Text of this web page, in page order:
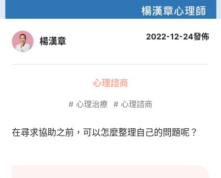
楊漢章 2022-12-24發佈
心理諮商
# 心理治療 # 心理諮商
在尋求協助之前，可以怎麼整理自己的問題呢？